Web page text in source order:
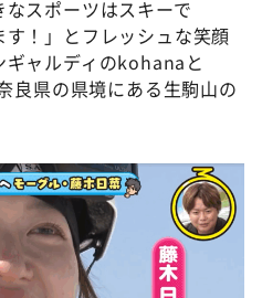
スポーツはスキーで
！」とフレッシュな笑顔
ギャルディのkohanaと
良県の県境にある生駒山の